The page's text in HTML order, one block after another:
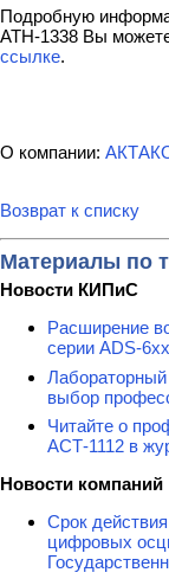
Подробную
АТН-1338 Вы
ссылке.
О компании:
Возврат к списку
Материалы по
Новости КИПиС
Расширение
серии ADS-
выбор
Читайте о
АСТ-1112 в
Новости компаний
Срок
цифровых